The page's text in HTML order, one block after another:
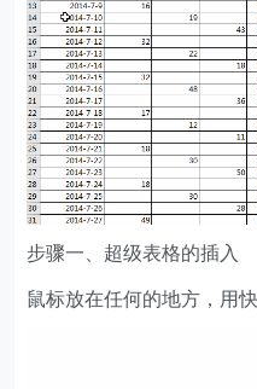
步骤一、超级表格的插入
鼠标放在任何的地方，用